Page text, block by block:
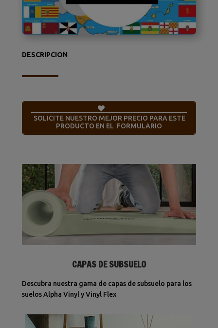
DESCRIPCION
SOLICITE NUESTRO MEJOR PRECIO PARA ESTE
PRODUCTO EN EL FORMULARIO
CAPAS DE SUBSUELO
Descubra nuestra gama de capas de subsuelo para los
suelos Alpha Vinyl y Vinyl Flex